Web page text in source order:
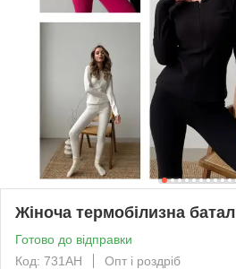
Жіноча термобілизна батал
Готово до відправки
Код: 731АН
Опт і роздріб